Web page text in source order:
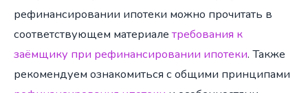
рефинансировании ипотеки можно прочитать в
соответствующем материалетребования к
заёмщику при рефинансировании ипотеки. Также
рекомендуем ознакомиться с общими принципами